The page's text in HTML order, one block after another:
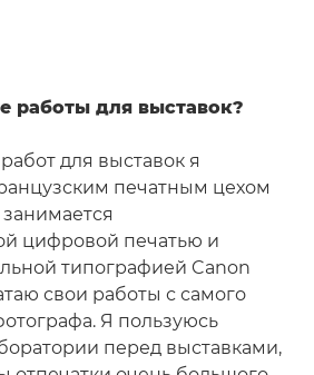
работы для выставок?
для выставок я
печатным цехом
цифровой печатью и
типографией Canon
свои работы с самого
Я пользуюсь
перед выставками,